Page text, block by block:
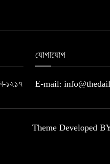
১২১৭
যোগাযোগ
E-mail:
Theme Developed